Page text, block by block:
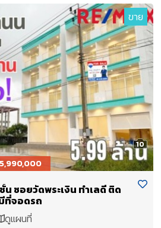
10
ขาย
ซอยวัดพระเงิน ทำเลดี ติด
ที่จอดรถ
ดูแผนที่